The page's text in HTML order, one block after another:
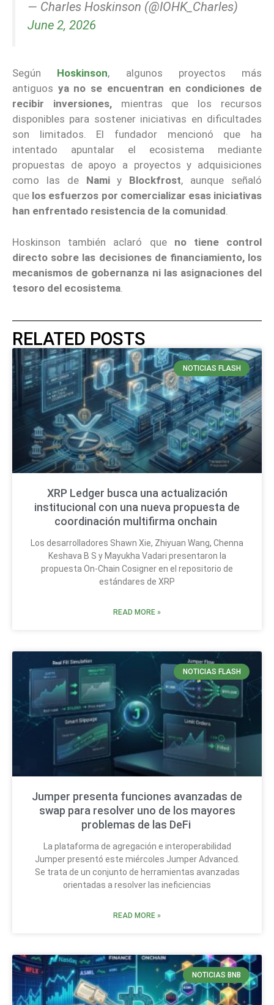
— Charles Hoskinson (@IOHK_Charles)
June 2, 2026
Según Hoskinson, algunos proyectos más
antiguos ya no se encuentran en condiciones de
recibir inversiones,mientras que los recursos
disponibles para sostener iniciativas en dificultades
son limitados. El fundador mencionó que ha
intentado apuntalar el ecosistema mediante
propuestas de apoyo a proyectos y adquisiciones
como las de Namiy Blockfrost, aunque señaló
que los esfuerzos por comercializar esas iniciativas
han enfrentado resistencia de la comunidad.
Hoskinson también aclaró que no tiene control
directo sobre las decisiones de financiamiento, los
mecanismos de gobernanza ni las asignaciones del
tesoro del ecosistema
RELATED POSTS
NOTICIAS FLASH
XRP Ledger busca una actualización
institucional con una nueva propuesta de
coordinación multifirma onchain
Los desarrolladores Shawn Xie, Zhiyuan Wang, Chenna
Keshava B S y Mayukha Vadari presentaron la
propuesta On-Chain Cosigner en el repositorio de
estándares de XRP
READ MORE »
NOTICIAS FLASH
Jumper presenta funciones avanzadas de
swap para resolver uno de los mayores
problemas de las DeFi
La plataforma de agregación e interoperabilidad
Jumper presentó este miércoles Jumper Advanced.
Se trata de un conjunto de herramientas avanzadas
orientadas a resolver las ineficiencias
READ MORE »
NOTICIAS BNB